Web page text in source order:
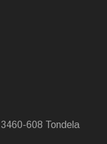
3460-608 Tondela